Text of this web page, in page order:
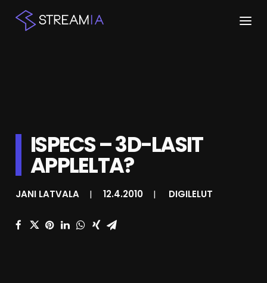
KESKUSTELU
SHOP
HAKU
ISPECS – 3D-LASIT
APPLELTA?
JANI LATVALA | 12.4.2010 | DIGILELUT